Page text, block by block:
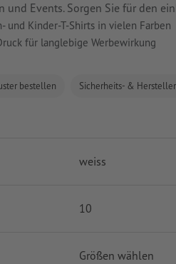
und Events. Sorgen Sie für den
und Kinder-T-Shirts in vielen Farben
für langlebige Werbewirkung
bestellen Sicherheits- &
weiss
10
Größen wählen